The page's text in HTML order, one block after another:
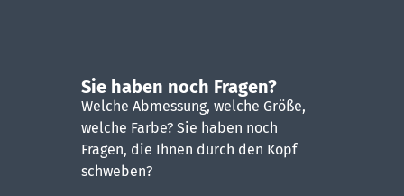
Sie haben noch Fragen?
Welche Abmessung, welche Größe,
welche Farbe? Sie haben noch
Fragen, die Ihnen durch den Kopf
schweben?